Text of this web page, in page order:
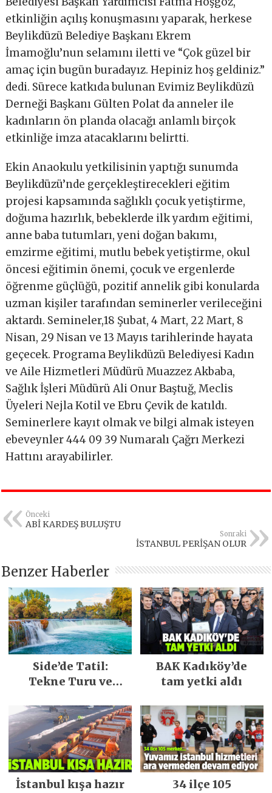
etkinliğin açılış konuşmasını yaparak, herkese
Beylikdüzü Belediye Başkanı Ekrem
İmamoğlu’nun selamını iletti ve “Çok güzel bir
amaç için bugün buradayız. Hepiniz hoş geldiniz.”
dedi. Sürece katkıda bulunan Evimiz Beylikdüzü
Derneği Başkanı Gülten Polat da anneler ile
kadınların ön planda olacağı anlamlı birçok
etkinliğe imza atacaklarını belirtti.
Ekin Anaokulu yetkilisinin yaptığı sunumda
Beylikdüzü’nde gerçekleştirecekleri eğitim
projesi kapsamında sağlıklı çocuk yetiştirme,
doğuma hazırlık, bebeklerde ilk yardım eğitimi,
anne baba tutumları, yeni doğan bakımı,
emzirme eğitimi, mutlu bebek yetiştirme, okul
öncesi eğitimin önemi, çocuk ve ergenlerde
öğrenme güçlüğü, pozitif annelik gibi konularda
uzman kişiler tarafından seminerler verileceğini
aktardı. Semineler,18 Şubat, 4 Mart, 22 Mart, 8
Nisan, 29 Nisan ve 13 Mayıs tarihlerinde hayata
geçecek. Programa Beylikdüzü Belediyesi Kadın
ve Aile Hizmetleri Müdürü Muazzez Akbaba,
Sağlık İşleri Müdürü Ali Onur Baştuğ, Meclis
Üyeleri Nejla Kotil ve Ebru Çevik de katıldı.
Seminerlere kayıt olmak ve bilgi almak isteyen
ebeveynler 444 09 39 Numaralı Çağrı Merkezi
Hattını arayabilirler.
Önceki
ABİ KARDEŞ BULUŞTU
Sonraki
İSTANBUL PERİŞAN OLUR
Benzer Haberler
Side’de Tatil:
Tekne Turu ve
BAK Kadıköy’de
tam yetki aldı
İstanbul kışa hazır
34 ilçe 105